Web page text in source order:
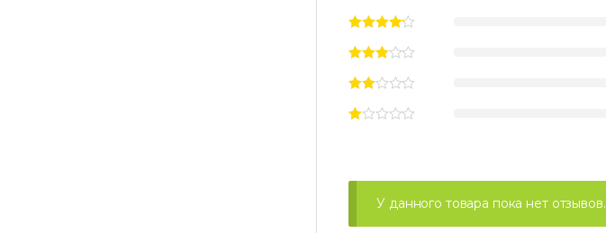
У данного товара пока нет отзывов.